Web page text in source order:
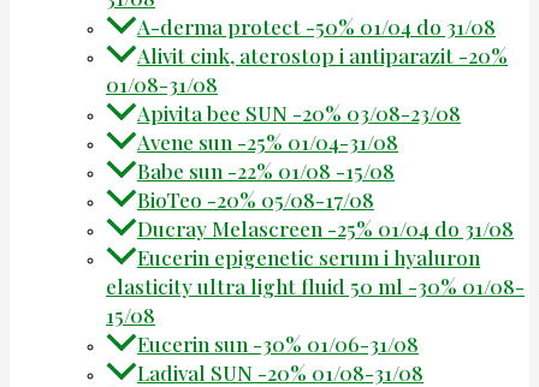
A-derma protect -50% 01/04 do 31/08
Alivit cink, aterostop i antiparazit -20%
01/08-31/08
Apivita bee SUN -20% 03/08-23/08
Avene sun -25% 01/04-31/08
Babe sun -22% 01/08 -15/08
BioTeo -20% 05/08-17/08
Ducray Melascreen -25% 01/04 do 31/08
Eucerin epigenetic serum i hyaluron
elasticity ultra light fluid 50 ml -30% 01/08-
15/08
Eucerin sun -30% 01/06-31/08
Ladival SUN -20% 01/08-31/08